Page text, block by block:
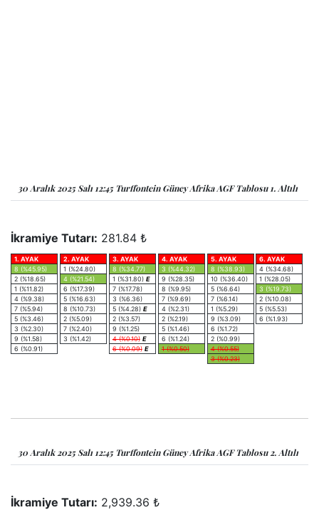
30 Aralık 2025 Salı 12:45 Turffontein Güney Afrika AGF Tablosu 1. Altılı
İkramiye Tutarı: 281.84 ₺
1. AYAK
8 (%45.95)
2 (%18.65)
1 (%11.82)
4 (%9.38)
7 (%5.94)
5 (%3.46)
3 (%2.30)
9 (%1.58)
6 (%0.91)
2. AYAK
1 (%24.80)
4 (%21.54)
6 (%17.39)
5 (%16.63)
8 (%10.73)
2 (%5.09)
7 (%2.40)
3 (%1.42)
3. AYAK
8 (%34.77)
1 (%31.80) E
7 (%17.78)
3 (%6.36)
5 (%4.28) E
2 (%3.57)
9 (%1.25)
4 (%0.10) E
6 (%0.09) E
4. AYAK
3 (%44.32)
9 (%28.35)
8 (%9.95)
7 (%9.69)
4 (%2.31)
2 (%2.19)
5 (%1.46)
6 (%1.24)
1 (%0.50)
5. AYAK
8 (%38.93)
10 (%36.40)
5 (%6.64)
7 (%6.14)
1 (%5.29)
9 (%3.09)
6 (%1.72)
2 (%0.99)
4 (%0.55)
3 (%0.23)
6. AYAK
4 (%34.68)
1 (%28.05)
3 (%19.73)
2 (%10.08)
5 (%5.53)
6 (%1.93)
30 Aralık 2025 Salı 12:45 Turffontein Güney Afrika AGF Tablosu 2. Altılı
İkramiye Tutarı: 2,939.36 ₺